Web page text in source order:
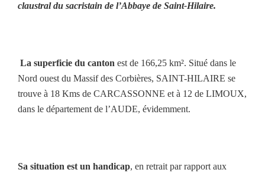
claustral du sacristain de l’Abbaye de Saint-Hilaire.
La superficie du canton est de 166,25 km². Situé dans le
Nord ouest du Massif des Corbières, SAINT-HILAIRE se
trouve à 18 Kms de CARCASSONNE et à 12 de LIMOUX,
dans le département de l’AUDE, évidemment.
Sa situation est un handicap, en retrait par rapport aux